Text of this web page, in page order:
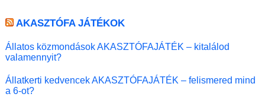
AKASZTÓFA JÁTÉKOK
Állatos közmondások AKASZTÓFAJÁTÉK – kitalálod
valamennyit?
Állatkerti kedvencek AKASZTÓFAJÁTÉK – felismered mind
a 6-ot?